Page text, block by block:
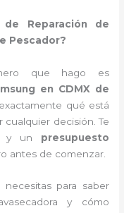
Reparación de
Pescador?
que hago es
en CDMX de
qué está
decisión. Te
y un presupuesto
antes de comenzar.
necesitas para saber
y cómo